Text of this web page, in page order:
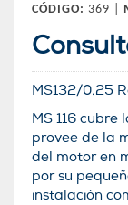
CÓDIGO: 369 |
MS132/0.25
MS 116 cubre
provee de la
del motor en
por su
instalación